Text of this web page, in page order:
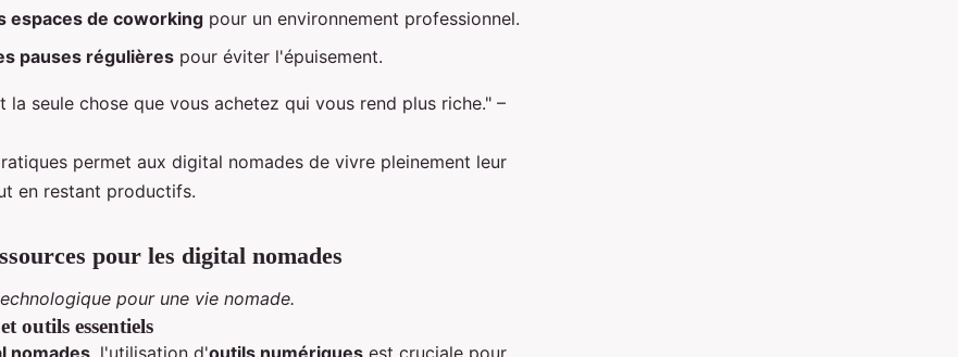
espaces de coworking pour un environnement professionnel.
pauses régulières pour éviter l'épuisement.
la seule chose que vous achetez qui vous rend plus riche." –
permet aux digital nomades de vivre pleinement leur
en restant productifs.
pour les digital nomades
pour une vie nomade.
outils essentiels